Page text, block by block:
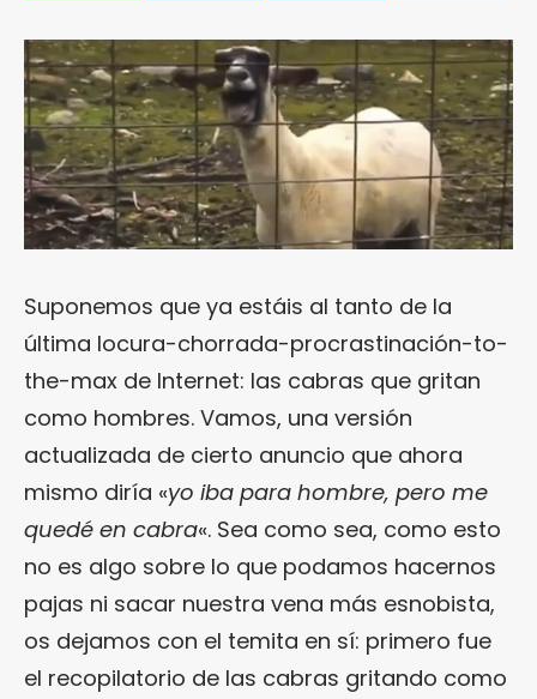
Suponemos que ya estáis al tanto de la
última locura-chorrada-procrastinación-to-
the-max de Internet: las cabras que gritan
como hombres. Vamos, una versión
actualizada de cierto anuncio que ahora
mismo diría «yo iba para hombre, pero me
quedé en cabra«. Sea como sea, como esto
no es algo sobre lo que podamos hacernos
pajas ni sacar nuestra vena más esnobista,
os dejamos con el temita en sí: primero fue
el recopilatorio de las cabras gritando como